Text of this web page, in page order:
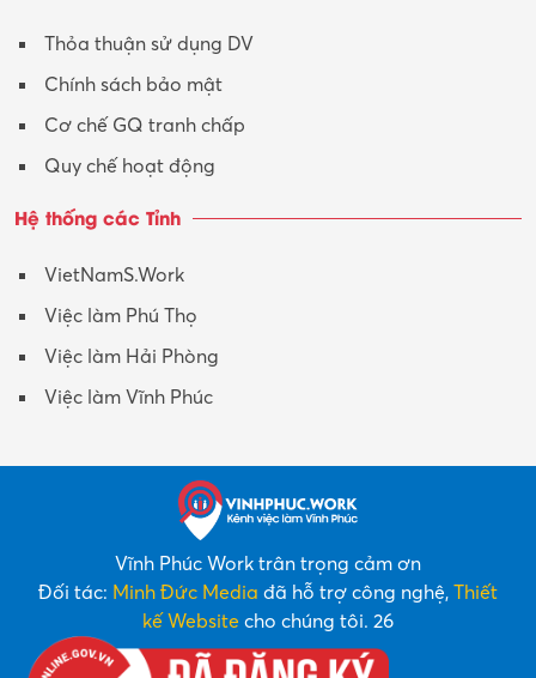
Thỏa thuận sử dụng DV
Chính sách bảo mật
Cơ chế GQ tranh chấp
Quy chế hoạt động
Hệ thống các Tỉnh
VietNamS.Work
Việc làm Phú Thọ
Việc làm Hải Phòng
Việc làm Vĩnh Phúc
Vĩnh Phúc Work trân trọng cảm ơn
Đối tác: Minh Đức Media đã hỗ trợ công nghệ, Thiết
kế Website cho chúng tôi. 26